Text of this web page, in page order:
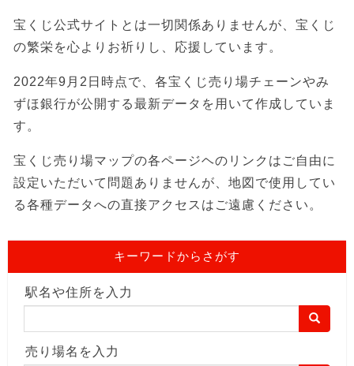
宝くじ公式サイトとは一切関係ありませんが、宝くじ
の繁栄を心よりお祈りし、応援しています。
2022年9月2日時点で、各宝くじ売り場チェーンやみ
ずほ銀行が公開する最新データを用いて作成していま
す。
宝くじ売り場マップの各ページヘのリンクはご自由に
設定いただいて問題ありませんが、地図で使用してい
る各種データへの直接アクセスはご遠慮ください。
キーワードからさがす
駅名や住所を入力
売り場名を入力